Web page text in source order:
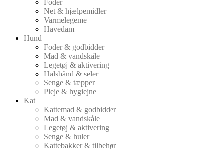
Foder
Net & hjælpemidler
Varmelegeme
Havedam
Hund
Foder & godbidder
Mad & vandskåle
Legetøj & aktivering
Halsbånd & seler
Senge & tæpper
Pleje & hygiejne
Kat
Kattemad & godbidder
Mad & vandskåle
Legetøj & aktivering
Senge & huler
Kattebakker & tilbehør